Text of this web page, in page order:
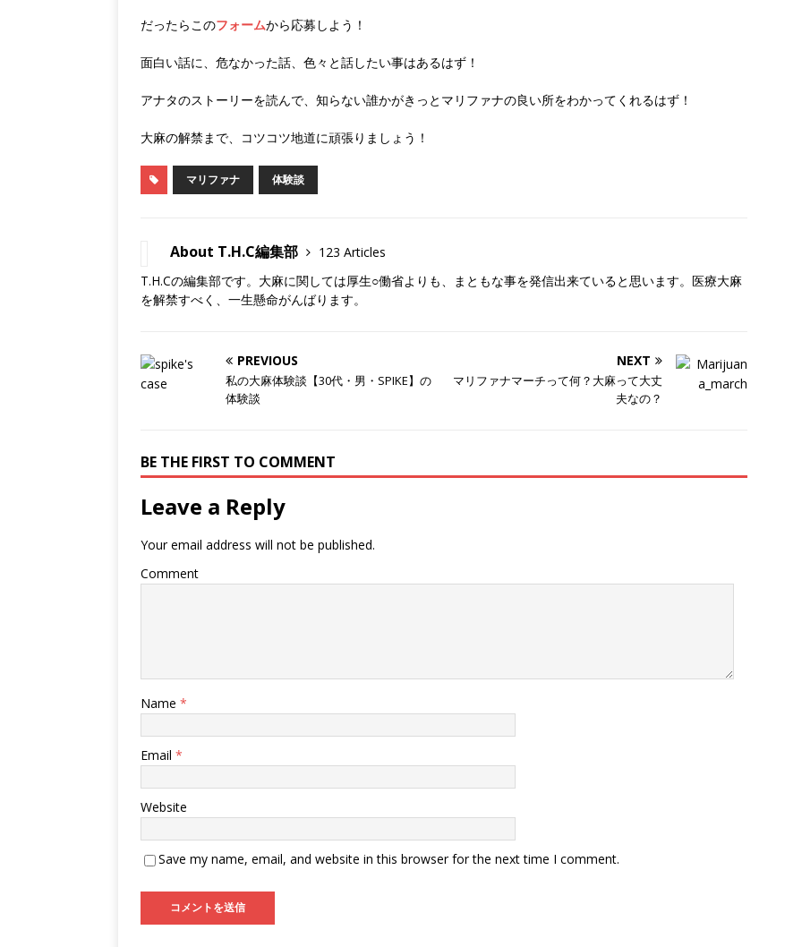
だったらこのフォームから応募しよう！
面白い話に、危なかった話、色々と話したい事はあるはず！
アナタのストーリーを読んで、知らない誰かがきっとマリファナの良い所をわかってくれるはず！
大麻の解禁まで、コツコツ地道に頑張りましょう！
マリファナ 体験談
About T.H.C編集部
123 Articles
T.H.Cの編集部です。大麻に関しては厚生○働省よりも、まともな事を発信出来ていると思います。医療大麻
を解禁すべく、一生懸命がんばります。
PREVIOUS
私の大麻体験談【30代・男・SPIKE】の
体験談
NEXT
マリファナマーチって何？大麻って大丈
夫なの？
BE THE FIRST TO COMMENT
Leave a Reply
Your email address will not be published.
Comment
Name *
Email *
Website
Save my name, email, and website in this browser for the next time I comment.